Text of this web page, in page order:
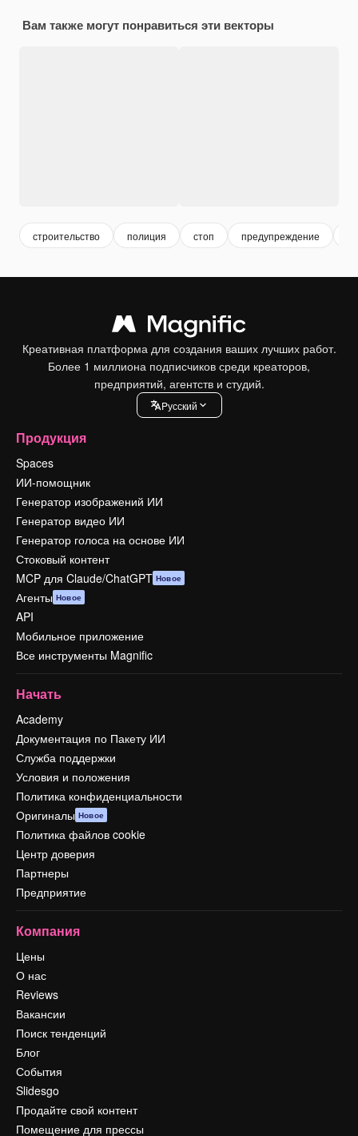
Вам также могут понравиться эти векторы
строительство полиция стоп предупреждение
Креативная платформа для создания ваших лучших работ.
Более 1 миллиона подписчиков среди креаторов,
предприятий, агентств и студий.
Pусский
Продукция
Spaces
ИИ-помощник
Генератор изображений ИИ
Генератор видео ИИ
Генератор голоса на основе ИИ
Стоковый контент
MCP для Claude/ChatGPT Новое
Агенты Новое
API
Мобильное приложение
Все инструменты Magnific
Начать
Academy
Документация по Пакету ИИ
Служба поддержки
Условия и положения
Политика конфиденциальности
Оригиналы Новое
Политика файлов cookie
Центр доверия
Партнеры
Предприятие
Компания
Цены
О нас
Reviews
Вакансии
Поиск тенденций
Блог
События
Slidesgo
Продайте свой контент
Помещение для прессы